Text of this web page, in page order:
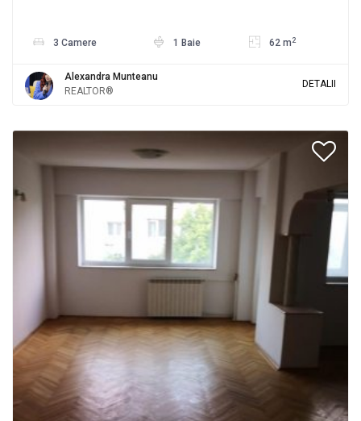
3 Camere 1 Baie 62 m 2
Alexandra Munteanu
REALTOR®
DETALII